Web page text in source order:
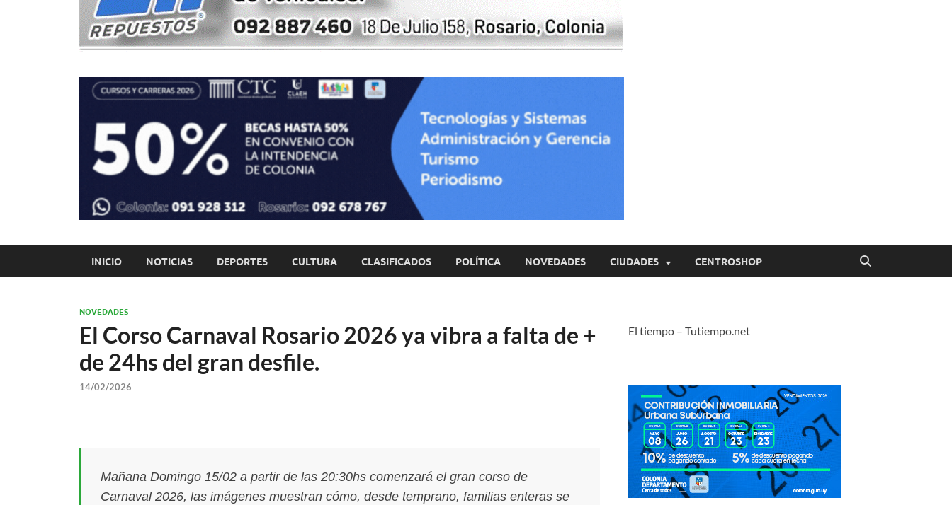
INICIO NOTICIAS DEPORTES CULTURA CLASIFICADOS POLÍTICA NOVEDADES CIUDADES CENTROSHOP
NOVEDADES
El Corso Carnaval Rosario 2026 ya vibra a falta de +
de 24hs del gran desfile.
14/02/2026
Mañana Domingo 15/02 a partir de las 20:30hs comenzará el gran corso de
Carnaval 2026, las imágenes muestran cómo, desde temprano, familias enteras se
El tiempo – Tutiempo.net